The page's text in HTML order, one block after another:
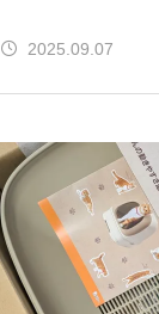
2025.09.07